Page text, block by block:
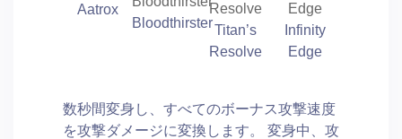
Aatrox
BloodthirsterTitan’s
Resolve
Infinity
Edge
数秒間変身し、すべてのボーナス攻撃速度
を攻撃ダメージに変換します。 変身中、攻